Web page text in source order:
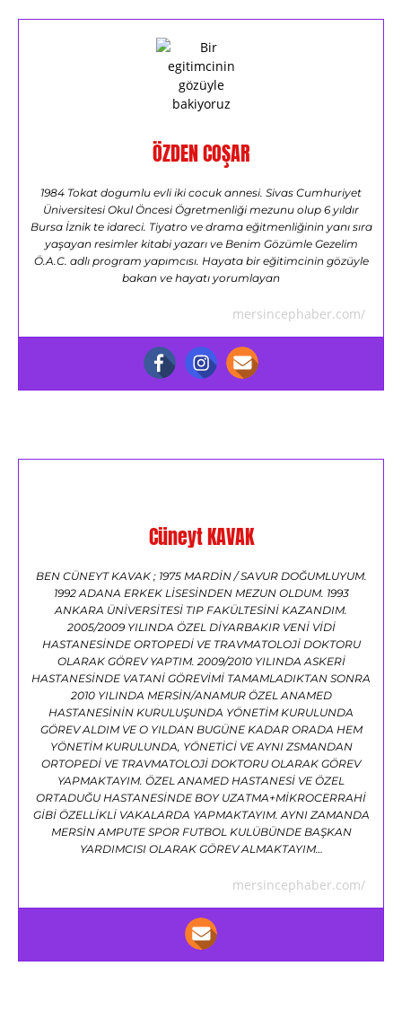
ÖZDEN COŞAR
1984 Tokat dogumlu evli iki cocuk annesi. Sivas Cumhuriyet
Üniversitesi Okul Öncesi Ögretmenliği mezunu olup 6 yıldır
Bursa İznik te idareci. Tiyatro ve drama eğitmenliğinin yanı sıra
yaşayan resimler kitabi yazarı ve Benim Gözümle Gezelim
Ö.A.C. adlı program yapımcısı. Hayata bir eğitimcinin gözüyle
bakan ve hayatı yorumlayan
mersincephaber.com/
Cüneyt KAVAK
BEN CÜNEYT KAVAK ; 1975 MARDİN / SAVUR DOĞUMLUYUM.
1992 ADANA ERKEK LİSESİNDEN MEZUN OLDUM. 1993
ANKARA ÜNİVERSİTESİ TIP FAKÜLTESİNİ KAZANDIM.
2005/2009 YILINDA ÖZEL DİYARBAKIR VENİ VİDİ
HASTANESİNDE ORTOPEDİ VE TRAVMATOLOJİ DOKTORU
OLARAK GÖREV YAPTIM. 2009/2010 YILINDA ASKERİ
HASTANESİNDE VATANİ GÖREVİMİ TAMAMLADIKTAN SONRA
2010 YILINDA MERSİN/ANAMUR ÖZEL ANAMED
HASTANESİNİN KURULUŞUNDA YÖNETİM KURULUNDA
GÖREV ALDIM VE O YILDAN BUGÜNE KADAR ORADA HEM
YÖNETİM KURULUNDA, YÖNETİCİ VE AYNI ZSMANDAN
ORTOPEDİ VE TRAVMATOLOJİ DOKTORU OLARAK GÖREV
YAPMAKTAYIM. ÖZEL ANAMED HASTANESİ VE ÖZEL
ORTADUĞU HASTANESİNDE BOY UZATMA+MİKROCERRAHİ
GİBİ ÖZELLİKLİ VAKALARDA YAPMAKTAYIM. AYNI ZAMANDA
MERSİN AMPUTE SPOR FUTBOL KULÜBÜNDE BAŞKAN
YARDIMCISI OLARAK GÖREV ALMAKTAYIM…
mersincephaber.com/